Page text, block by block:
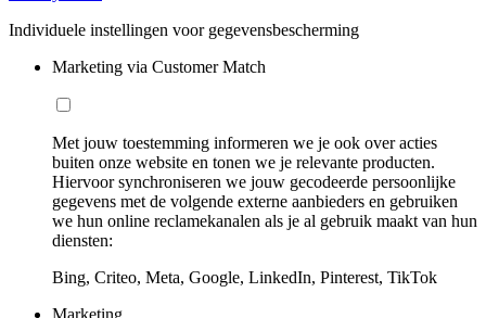
Individuele instellingen voor gegevensbescherming
Marketing via Customer Match
Met jouw toestemming informeren we je ook over acties
buiten onze website en tonen we je relevante producten.
Hiervoor synchroniseren we jouw gecodeerde persoonlijke
gegevens met de volgende externe aanbieders en gebruiken
we hun online reclamekanalen als je al gebruik maakt van hun
diensten:
Bing, Criteo, Meta, Google, LinkedIn, Pinterest, TikTok
Marketing